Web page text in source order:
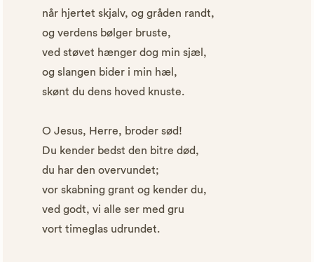
når hjertet skjalv, og gråden randt,
og verdens bølger bruste,
ved støvet hænger dog min sjæl,
og slangen bider i min hæl,
skønt du dens hoved knuste.
O Jesus, Herre, broder sød!
Du kender bedst den bitre død,
du har den overvundet;
vor skabning grant og kender du,
ved godt, vi alle ser med gru
vort timeglas udrundet.